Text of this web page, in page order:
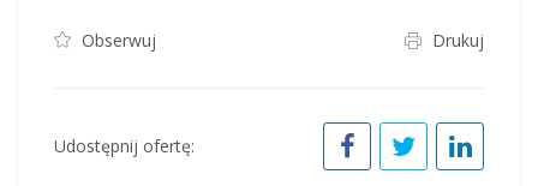
Obserwuj Drukuj
Udostępnij ofertę: